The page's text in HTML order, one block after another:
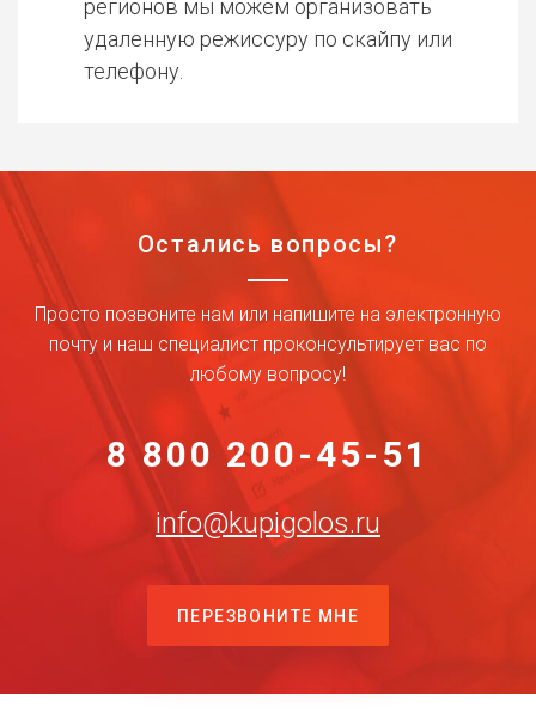
регионов мы можем организовать
удаленную режиссуру по скайпу или
телефону.
Остались вопросы?
Просто позвоните нам или напишите на электронную
почту и наш специалист проконсультирует вас по
любому вопросу!
8 800 200-45-51
info@kupigolos.ru
ПЕРЕЗВОНИТЕ МНЕ